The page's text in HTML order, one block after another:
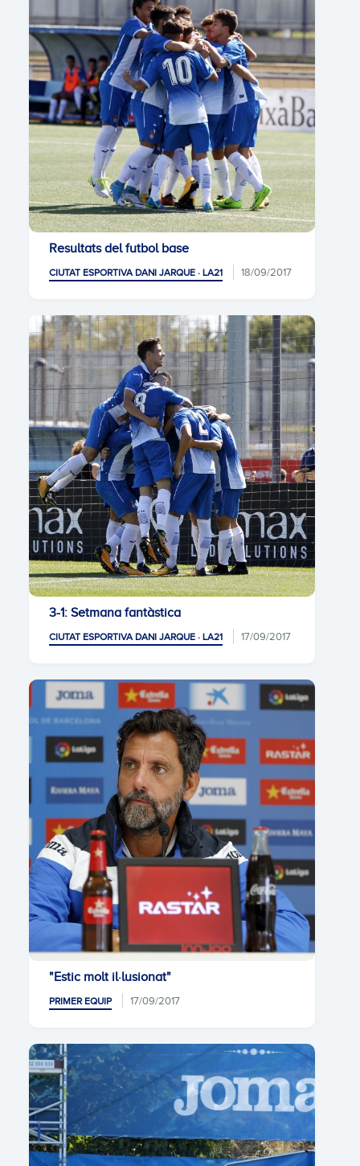
Resultats del futbol base
CIUTAT ESPORTIVA DANI JARQUE · LA21 18/09/2017
3-1: Setmana fantàstica
CIUTAT ESPORTIVA DANI JARQUE · LA21 17/09/2017
"Estic molt il·lusionat"
PRIMER EQUIP 17/09/2017